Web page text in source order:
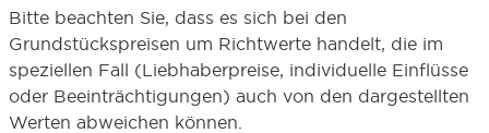
Bitte beachten Sie, dass es sich bei den
Grundstückspreisen um Richtwerte handelt, die im
speziellen Fall (Liebhaberpreise, individuelle Einflüsse
oder Beeinträchtigungen) auch von den dargestellten
Werten abweichen können.